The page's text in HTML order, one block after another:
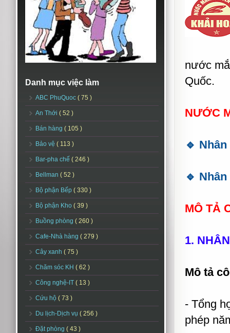
Danh mục việc làm
ABC PhuQuoc ( 75 )
An Thới ( 52 )
Bán hàng ( 105 )
Bảo vệ ( 113 )
Bar-pha chế ( 246 )
Bellman ( 52 )
Bộ phận Bếp ( 330 )
Bộ phận Kho ( 39 )
Buồng phòng ( 260 )
Cafe-Nhà hàng ( 279 )
Cây xanh ( 75 )
Chăm sóc KH ( 62 )
Công nghệ-IT ( 13 )
Cứu hộ ( 73 )
Du lịch-Dịch vụ ( 256 )
Đặt phòng ( 43 )
nước
Quốc.
NƯỚC
🔹
🔹
MÔ TẢ
1.
Mô tả
- Tổng
phép